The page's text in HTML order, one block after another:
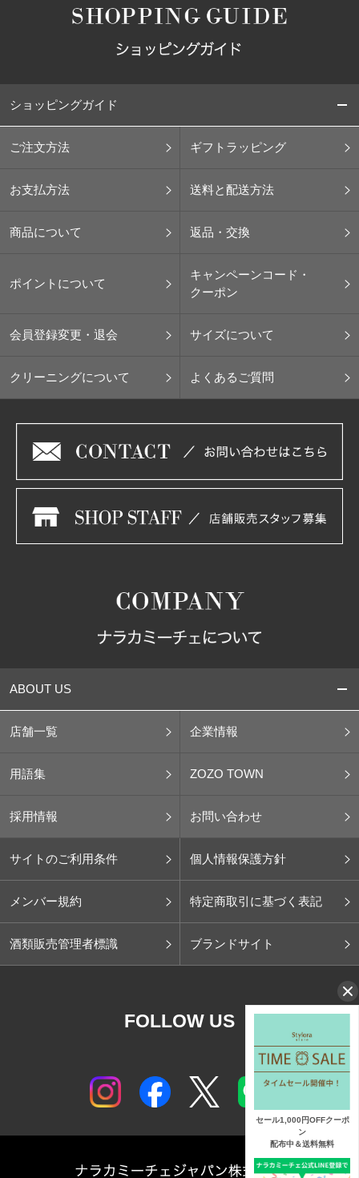
ショッピングガイド
ご注文方法 ギフトラッピング
お支払方法 送料と配送方法
商品について 返品・交換
ポイントについて
キャンペーンコード・
クーポン
会員登録変更・退会 サイズについて
クリーニングについて よくあるご質問
ABOUT US
店舗一覧 企業情報
用語集 ZOZO TOWN
採用情報 お問い合わせ
サイトのご利用条件 個人情報保護方針
メンバー規約 特定商取引に基づく表記
酒類販売管理者標識 ブランドサイト
FOLLOW US
セール1,000円OFFクーポ
ン
配布中＆送料無料